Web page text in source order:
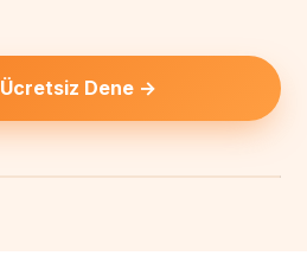
Ücretsiz Dene →